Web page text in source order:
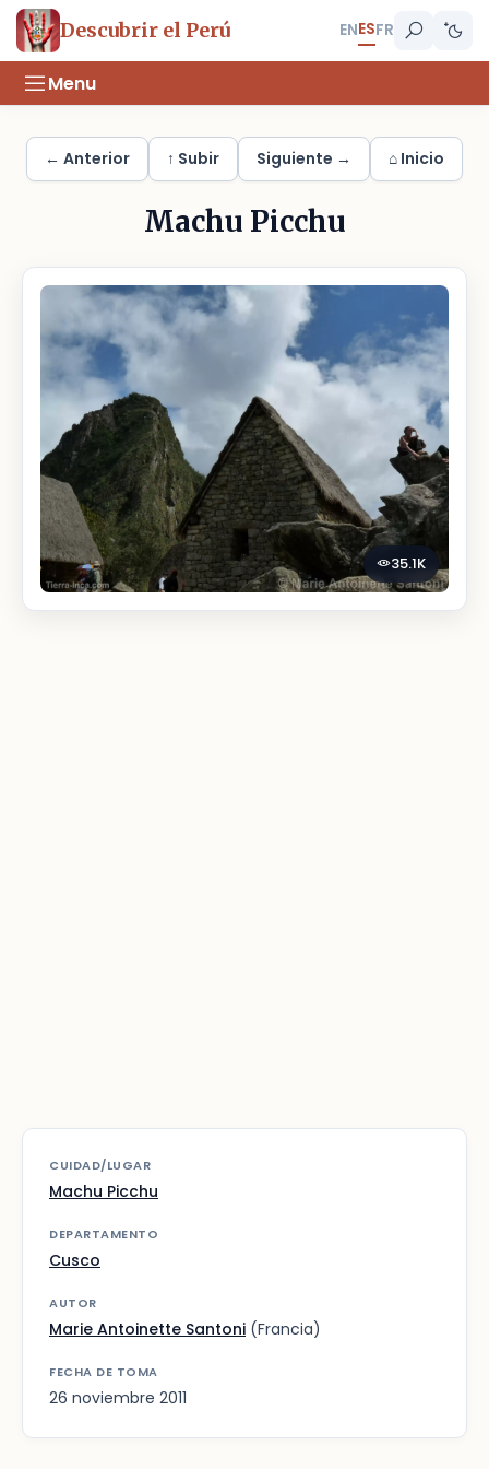
Descubrir el Perú ENESFR
Menu
← Anterior ↑ Subir Siguiente → ⌂ Inicio
Machu Picchu
35.1K
CUIDAD/LUGAR
Machu Picchu
DEPARTAMENTO
Cusco
AUTOR
Marie Antoinette Santoni (Francia)
FECHA DE TOMA
26 noviembre 2011